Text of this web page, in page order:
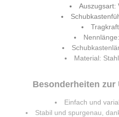
Auszugsart:
Material:
Besonderheiten
Einfach und
Stabil und spurgenau,